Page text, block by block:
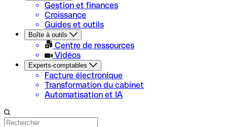
Gestion et finances
Croissance
Guides et outils
Boîte à outils
Centre de ressources
Vidéos
Experts-comptables
Facture électronique
Transformation du cabinet
Automatisation et IA